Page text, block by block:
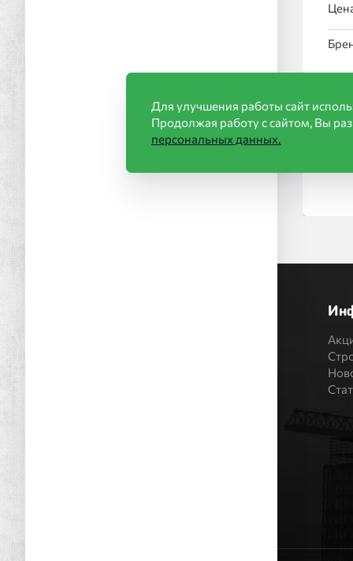
Для улучшения работы сайт
Продолжая работу с сайтом, Вы
персональных данных.